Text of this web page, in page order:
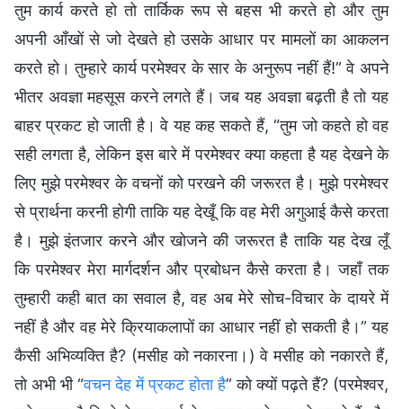
तुम कार्य करते हो तो तार्किक रूप से बहस भी करते हो और तुम
अपनी आँखों से जो देखते हो उसके आधार पर मामलों का आकलन
करते हो। तुम्हारे कार्य परमेश्वर के सार के अनुरूप नहीं हैं!” वे अपने
भीतर अवज्ञा महसूस करने लगते हैं। जब यह अवज्ञा बढ़ती है तो यह
बाहर प्रकट हो जाती है। वे यह कह सकते हैं, “तुम जो कहते हो वह
सही लगता है, लेकिन इस बारे में परमेश्वर क्या कहता है यह देखने के
लिए मुझे परमेश्वर के वचनों को परखने की जरूरत है। मुझे परमेश्वर
से प्रार्थना करनी होगी ताकि यह देखूँ कि वह मेरी अगुआई कैसे करता
है। मुझे इंतजार करने और खोजने की जरूरत है ताकि यह देख लूँ
कि परमेश्वर मेरा मार्गदर्शन और प्रबोधन कैसे करता है। जहाँ तक
तुम्हारी कही बात का सवाल है, वह अब मेरे सोच-विचार के दायरे में
नहीं है और वह मेरे क्रियाकलापों का आधार नहीं हो सकती है।” यह
कैसी अभिव्यक्ति है? (मसीह को नकारना।) वे मसीह को नकारते हैं,
तो अभी भी “वचन देह में प्रकट होता है” को क्यों पढ़ते हैं? (परमेश्वर,